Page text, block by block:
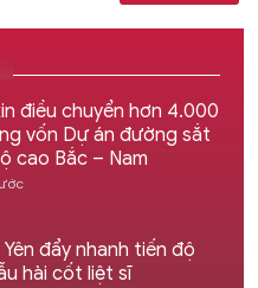
điều chuyển hơn 4.000
vốn Dự án đường sắt
cao Bắc – Nam
đẩy nhanh tiến độ
hài cốt liệt sĩ